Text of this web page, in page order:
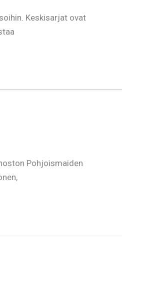
Keskisarjat ovat
Pohjoismaiden